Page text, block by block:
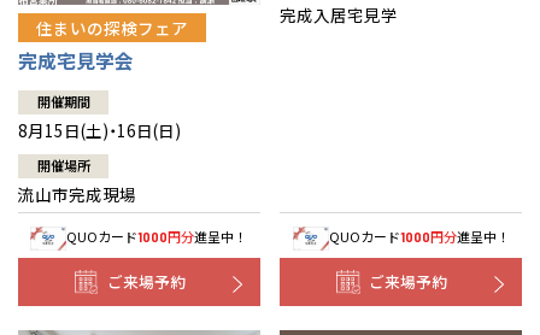
住まいの探検フェア
完成宅見学会
開催期間
8月15日(土)・16日(日)
開催場所
流山市完成現場
QUOカード1000円分進呈中！
ご来場予約
完成入居宅見学
QUOカード1000円分進呈中！
ご来場予約